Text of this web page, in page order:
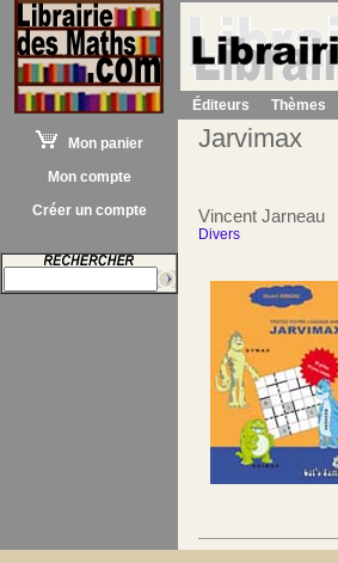
Mon panier
Mon compte
Créer un compte
Éditeurs Thèmes
Jarvimax
Vincent Jarneau
Divers